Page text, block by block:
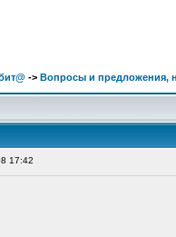
-> Вопросы и предложения,
17:42